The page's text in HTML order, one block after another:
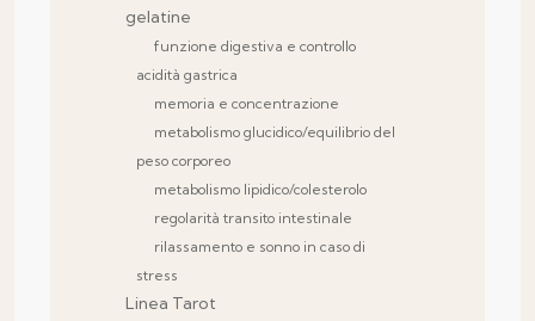
gelatine
funzione digestiva e controllo
acidità gastrica
memoria e concentrazione
metabolismo glucidico/equilibrio del
peso corporeo
metabolismo lipidico/colesterolo
regolarità transito intestinale
rilassamento e sonno in caso di
stress
Linea Tarot